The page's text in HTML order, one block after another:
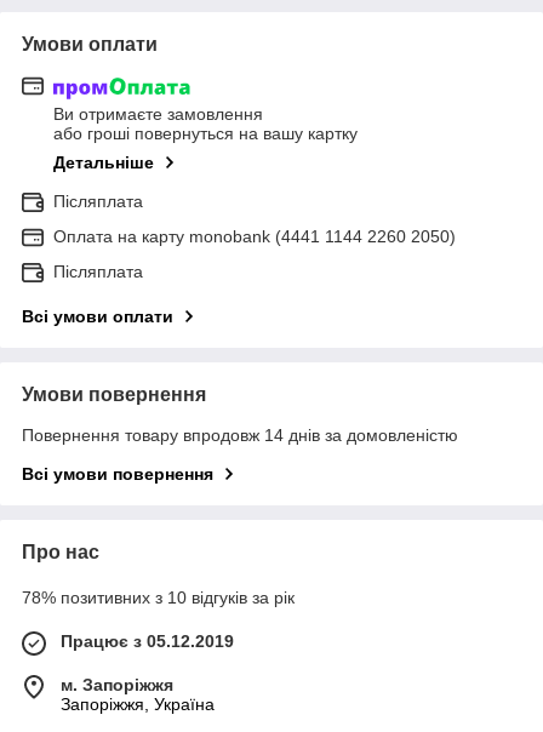
Умови оплати
Ви отримаєте замовлення
або гроші повернуться на вашу картку
Детальніше
Післяплата
Оплата на карту monobank (4441 1144 2260 2050)
Післяплата
Всі умови оплати
Умови повернення
Повернення товару впродовж 14 днів за домовленістю
Всі умови повернення
Про нас
78% позитивних з 10 відгуків за рік
Працює з 05.12.2019
м. Запоріжжя
Запоріжжя, Україна